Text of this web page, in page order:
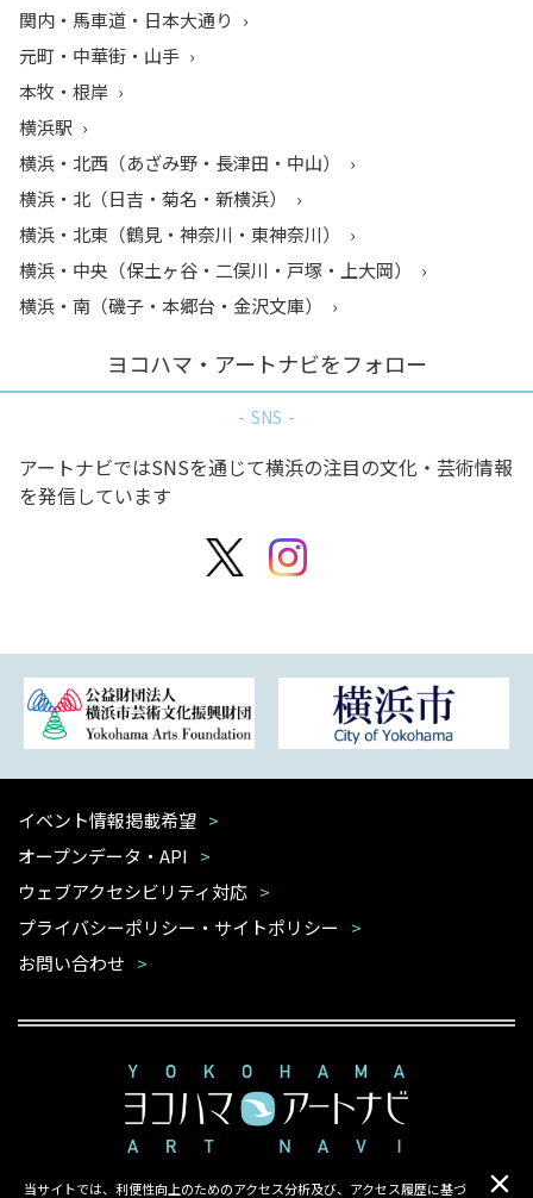
関内・馬車道・日本大通り
元町・中華街・山手
本牧・根岸
横浜駅
横浜・北西（あざみ野・長津田・中山）
横浜・北（日吉・菊名・新横浜）
横浜・北東（鶴見・神奈川・東神奈川）
横浜・中央（保土ヶ谷・二俣川・戸塚・上大岡）
横浜・南（磯子・本郷台・金沢文庫）
ヨコハマ・アートナビをフォロー
SNS
アートナビではSNSを通じて横浜の注目の文化・芸術情報
を発信しています
当サイトでは、利便性向上のためのアクセス分析及び、アクセス履歴に基づ
イベント情報掲載希望
オープンデータ・API
ウェブアクセシビリティ対応
プライバシーポリシー・サイトポリシー
お問い合わせ